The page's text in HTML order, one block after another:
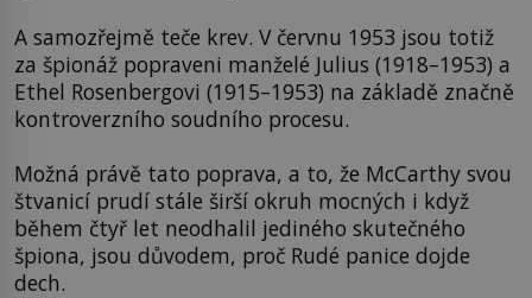
A samozřejmě teče krev. V červnu 1953 jsou totiž
za špionáž popraveni manželé Julius (1918–1953) a
Ethel Rosenbergovi (1915–1953) na základě značně
kontroverzního soudního procesu.
Možná právě tato poprava, a to, že McCarthy svou
štvanicí prudí stále širší okruh mocných i když
během čtyř let neodhalil jediného skutečného
špiona, jsou důvodem, proč Rudé panice dojde
dech.